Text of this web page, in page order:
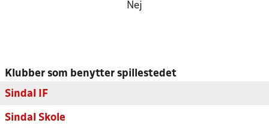
Nej
Klubber som benytter spillestedet
Sindal IF
Sindal Skole